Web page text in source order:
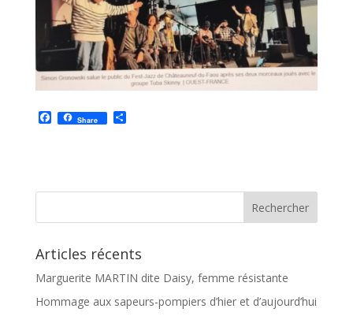
F
a
o
Share P
e
Articles récents
Marguerite MARTIN dite Daisy, femme résistante
Hommage aux sapeurs-pompiers d’hier et d’aujourd’hui